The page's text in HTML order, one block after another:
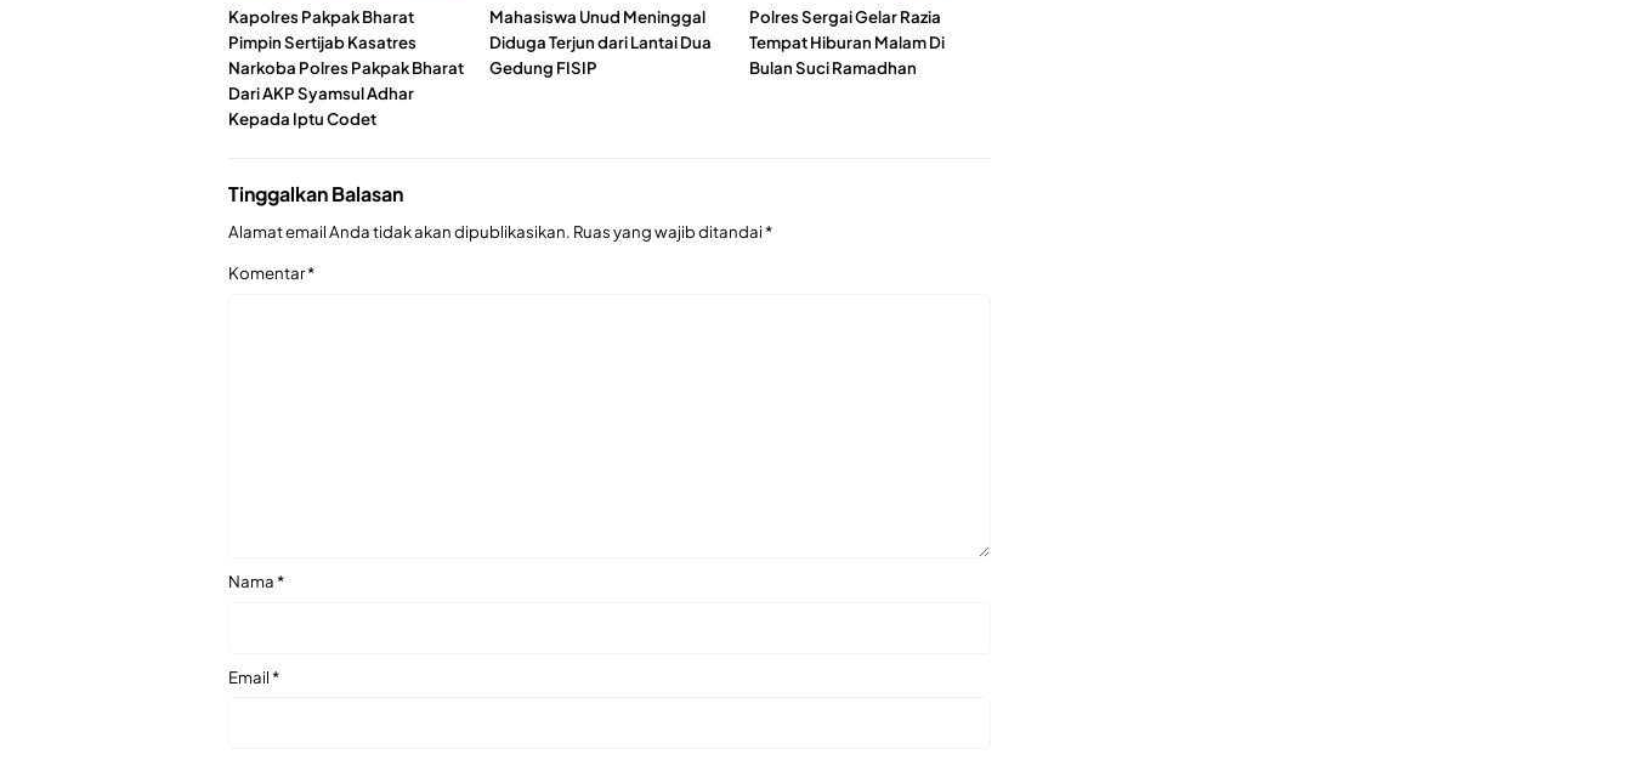
Kapolres Pakpak Bharat
Pimpin Sertijab Kasatres
Narkoba Polres Pakpak Bharat
Dari AKP Syamsul Adhar
Kepada Iptu Codet
Mahasiswa Unud Meninggal
Diduga Terjun dari Lantai Dua
Gedung FISIP
Polres Sergai Gelar Razia
Tempat Hiburan Malam Di
Bulan Suci Ramadhan
Tinggalkan Balasan
Alamat email Anda tidak akan dipublikasikan. Ruas yang wajib ditandai*
Komentar*
Nama*
Email*